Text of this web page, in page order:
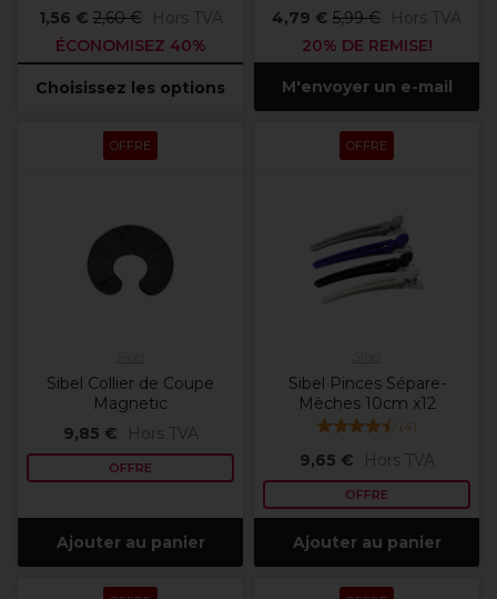
1,56 € 2,60 €
Hors TVA
ÉCONOMISEZ 40%
Choisissez les options
4,79 € 5,99 €
Hors TVA
20% DE REMISE!
M'envoyer un e-mail
OFFRE
Sibel Collier de Coupe
Magnetic
9,85 €
Hors TVA
OFFRE
Ajouter au panier
OFFRE
Sibel Pinces Sépare-
Mèches 10cm x12
(4)
9,65 € Hors TVA
OFFRE
Ajouter au panier